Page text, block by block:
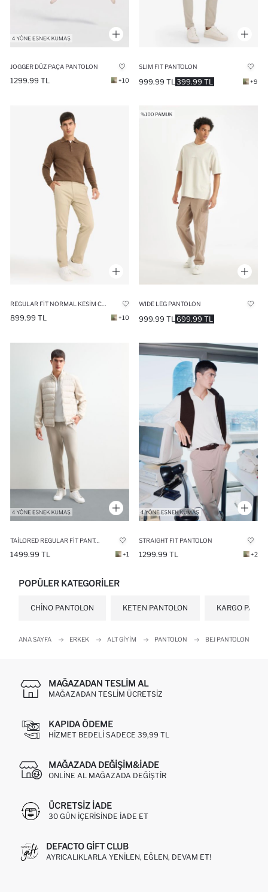
JOGGER DÜZ PAÇA PANTOLON
1299.99 TL +10
SLIM FIT PANTOLON
399.99 TL
999.99 TL +9
899.99 TL +10
WIDE LEG PANTOLON
699.99 TL
999.99 TL
TAILORED REGULAR FIT PANTOLON
1499.99 TL +1
STRAIGHT FIT PANTOLON
1299.99 TL +2
POPÜLER KATEGORILER
CHINO PANTOLON KETEN PANTOLON KARGO
ANA SAYFA ERKEK ALT GIYIM PANTOLON BEJ PANTOLON
MAĞAZADAN TESLIM AL
MAĞAZADAN TESLIM ÜCRETSIZ
KAPIDA ÖDEME
HIZMET BEDELI SADECE 39,99 TL
MAĞAZADA DEĞIŞIM&İADE
ONLINE AL MAĞAZADA DEĞIŞTIR
ÜCRETSIZ IADE
30 GÜN IÇERISINDE IADE ET
DEFACTO GIFT CLUB
AYRICALIKLARLA YENILEN, EĞLEN, DEVAM ET!